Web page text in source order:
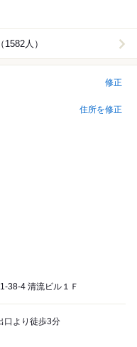
人）
修正
住所を修正
38-4 清流ビル１Ｆ
口より徒歩3分